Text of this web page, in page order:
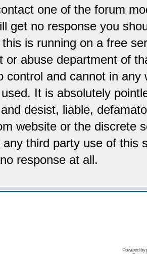
one of the forum
get no response you
is running on a free
or abuse department of
control and cannot in
It is absolutely
desist, liable,
website or the discrete
any third party use of this
response at all.
Powered by